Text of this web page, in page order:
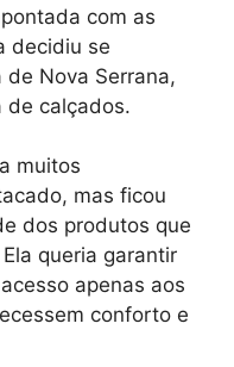
com as
decidiu se
Nova Serrana,
de calçados.
muitos
mas ficou
dos produtos que
queria garantir
apenas aos
conforto e